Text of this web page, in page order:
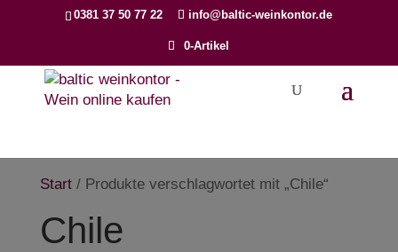
0381 37 50 77 22 info@baltic-weinkontor.de
0-Artikel
search
Start/ Produkte verschlagwortet mit „Chile“
Chile